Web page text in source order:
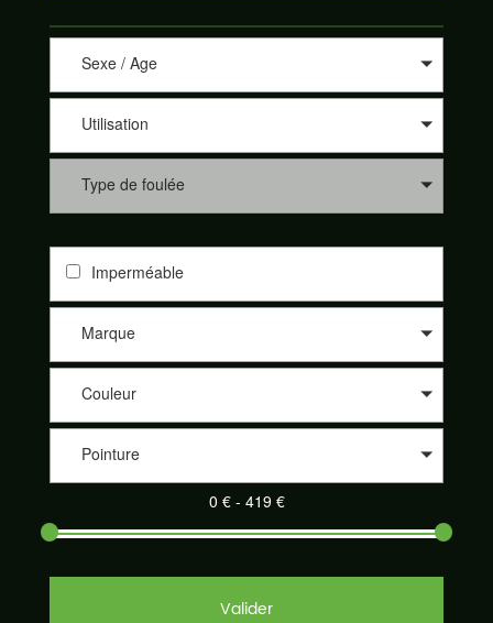
Sexe / Age
Utilisation
Type de foulée
Imperméable
Marque
Couleur
Pointure
Valider